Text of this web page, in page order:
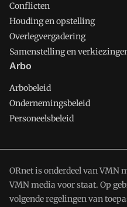
Conflicten
Houding en opstelling
Overlegvergadering
Samenstelling en
Arbo
Arbobeleid
Ondernemingsbeleid
Personeelsbeleid
ORnet is onderdeel van VMN
VMN media voor staat. Op
volgende regelingen van